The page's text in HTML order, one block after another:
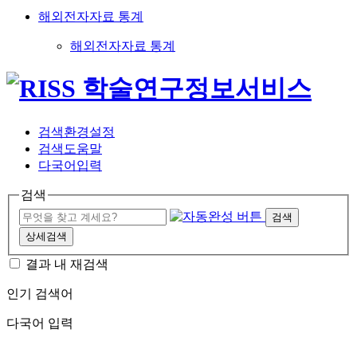
해외전자자료 통계
해외전자자료 통계
검색환경설정
검색도움말
다국어입력
검색
검색
상세검색
결과 내 재검색
인기 검색어
다국어 입력